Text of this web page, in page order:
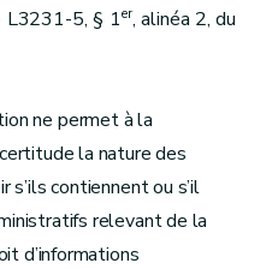
L3231-5, § 1er, alinéa 2, du
ne permet à la
la nature des
contiennent ou s’il
relevant de la
d’informations